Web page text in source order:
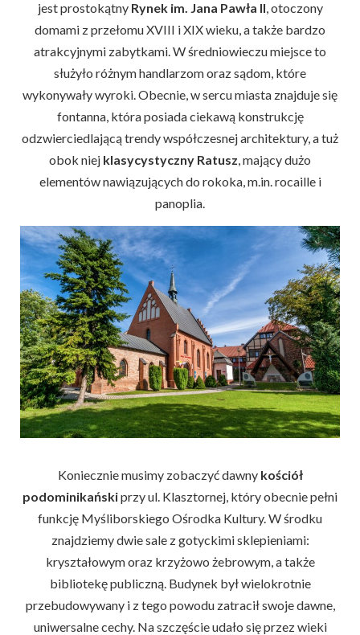
jest prostokątny Rynek im. Jana Pawła II , otoczony
domami z przełomu XVIII i XIX wieku, a także bardzo
atrakcyjnymi zabytkami. W średniowieczu miejsce to
służyło różnym handlarzom oraz sądom, które
wykonywały wyroki. Obecnie, w sercu miasta znajduje się
fontanna, która posiada ciekawą konstrukcję
odzwierciedlającą trendy współczesnej architektury, a tuż
obok niej klasycystyczny Ratusz , mający dużo
elementów nawiązujących do rokoka, m.in. rocaille i
panoplia.
Koniecznie musimy zobaczyć dawny kościół
podominikańskiprzy ul. Klasztornej, który obecnie pełni
funkcję Myśliborskiego Ośrodka Kultury. W środku
znajdziemy dwie sale z gotyckimi sklepieniami:
kryształowym oraz krzyżowo żebrowym, a także
bibliotekę publiczną. Budynek był wielokrotnie
przebudowywany i z tego powodu zatracił swoje dawne,
uniwersalne cechy. Na szczęście udało się przez wieki